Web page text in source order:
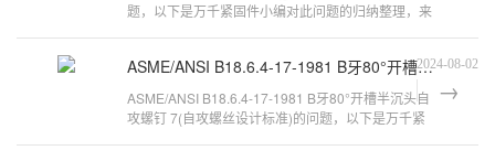
题，以下是万千紧固件小编对此问题的归纳整理，来
ASME/ANSI B18.6.4-17-1981 B牙80°开槽半沉头自攻螺钉 7
2024-08-02
ASME/ANSI B18.6.4-17-1981 B牙80°开槽半沉头自
攻螺钉 7(自攻螺丝设计标准)的问题，以下是万千紧